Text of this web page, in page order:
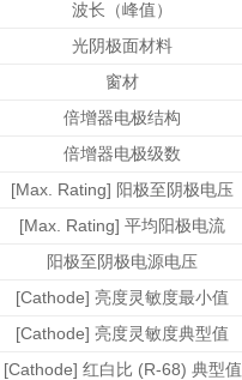
波长（峰值）
光阴极面材料
窗材
倍增器电极结构
倍增器电极级数
[Max. Rating] 阳极至阴极电压
[Max. Rating] 平均阳极电流
阳极至阴极电源电压
[Cathode] 亮度灵敏度最小值
[Cathode] 亮度灵敏度典型值
[Cathode] 红白比 (R-68) 典型值